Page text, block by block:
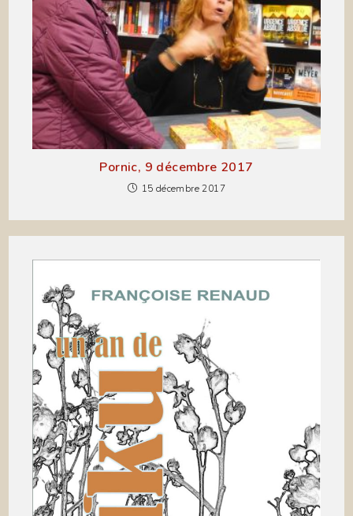
Pornic, 9 décembre 2017
15 décembre 2017